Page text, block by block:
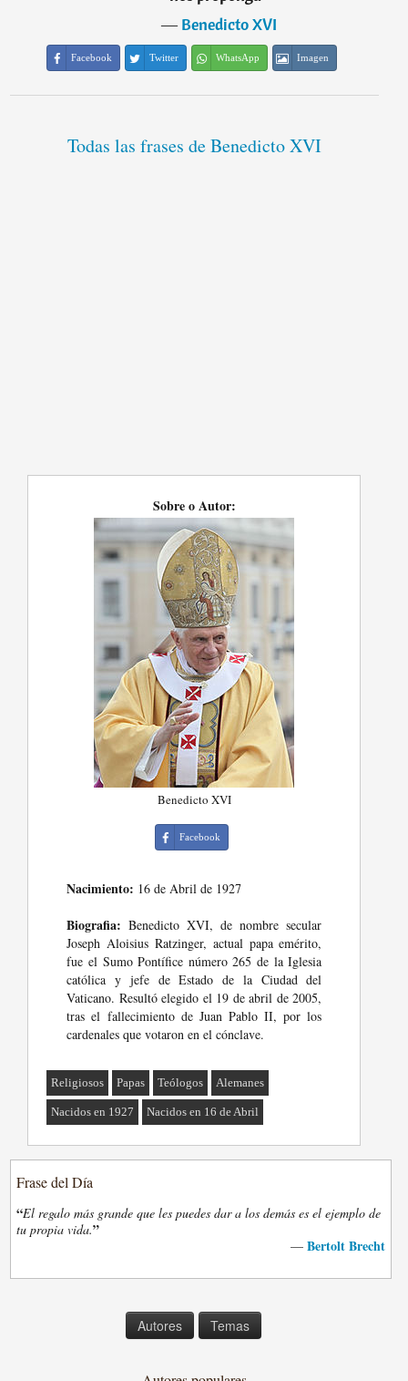
―Benedicto XVI
Facebook Twitter WhatsApp Imagen
Todas las frases de Benedicto XVI
Sobre o Autor:
Benedicto XVI
Facebook
Nacimiento: 16 de Abril de 1927
Biografia: Benedicto XVI, de nombre secular
Joseph Aloisius Ratzinger, actual papa emérito,
fue el Sumo Pontífice número 265 de la Iglesia
católica y jefe de Estado de la Ciudad del
Vaticano. Resultó elegido el 19 de abril de 2005,
tras el fallecimiento de Juan Pablo II, por los
cardenales que votaron en el cónclave.
Religiosos Papas Teólogos Alemanes
Nacidos en 1927 Nacidos en 16 de Abril
Frase del Día
“El regalo más grande que les puedes dar a los demás es el ejemplo de
tu propia vida.”
— Bertolt Brecht
Autores Temas